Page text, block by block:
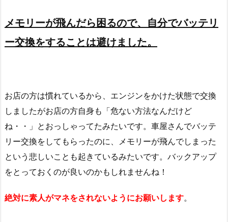
メモリーが飛んだら困るので、自分でバッテリ
ー交換をすることは避けました。
お店の方は慣れているから、エンジンをかけた状態で交換
しましたがお店の方自身も「危ない方法なんだけど
ね・・」とおっしゃってたみたいです。車屋さんでバッテ
リー交換をしてもらったのに、メモリーが飛んでしまった
という悲しいことも起きているみたいです。バックアップ
をとっておくのが良いのかもしれませんね！
絶対に素人がマネをされないようにお願いします。